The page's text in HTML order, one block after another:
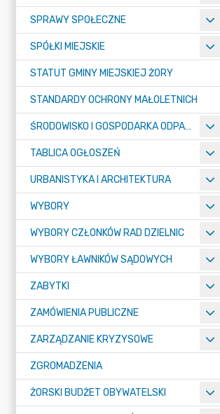
SPRAWY SPOŁECZNE
SPÓŁKI MIEJSKIE
STATUT GMINY MIEJSKIEJ ŻORY
STANDARDY OCHRONY MAŁOLETNICH
ŚRODOWISKO I GOSPODARKA ODPADAMI
TABLICA OGŁOSZEŃ
URBANISTYKA I ARCHITEKTURA
WYBORY
WYBORY CZŁONKÓW RAD DZIELNIC
WYBORY ŁAWNIKÓW SĄDOWYCH
ZABYTKI
ZAMÓWIENIA PUBLICZNE
ZARZĄDZANIE KRYZYSOWE
ZGROMADZENIA
ŻORSKI BUDŻET OBYWATELSKI